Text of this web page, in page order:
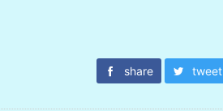
share tweet